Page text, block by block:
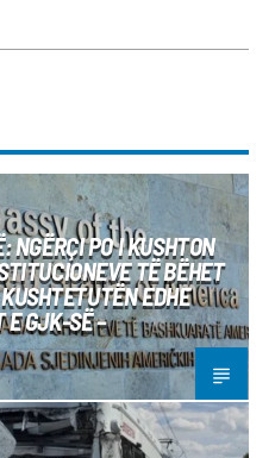
NGËRÇI PO I KUSHTON
TË BËHET
EDHE
E GJK-SË –